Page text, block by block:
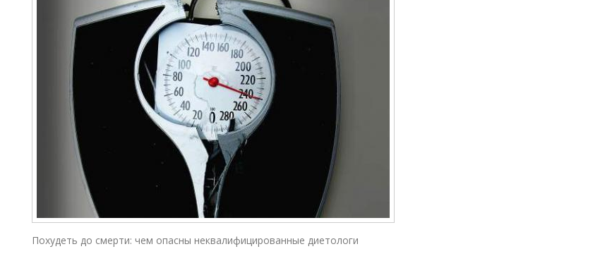
Похудеть до смерти: чем опасны неквалифицированные диетологи